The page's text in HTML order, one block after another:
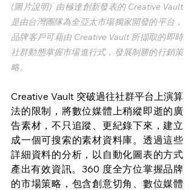
(圖片說明)  由極達創新發表的 Creative Vault
是由台灣團隊為全亞太市場獨家開發的平台，
品牌客戶可藉由 Creative Vault 所擷取的即時
社群動態掌握市場進行式，發展制勝的行銷策
略。
Creative Vault 突破過往社群平台上演算
法的限制，將數位媒體上稍縱即逝的廣
告素材，不只追蹤、更紀錄下來，建立
成一個可搜索的素材資料庫。透過這些
詳細資料的分析，以自動化圖表的方式
產出有效資訊。360 度全方位掌握品牌
的市場策略，包含創意切角、數位媒體